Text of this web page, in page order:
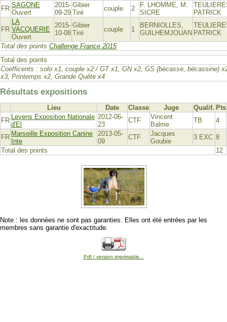
FR SAGONE
Ouvert
2015-
09-29
Gibier
Tiré
couple 2
F. LHOMME, M.
SICRE
PATRICK
FR
LA
VACQUERIE
Ouvert
2015-
10-08
Gibier
Tiré
couple 1
BERNIOLLES,
GUILHEMJOUAN PATRICK
Total des points Challenge France 2015
Total des points
Coefficents : solo x1, couple x2 / GT x1, GN x2, GS (bécasse, bécassine)
x3, Printemps x2, Grande Quête x4
Résultats expositions
Lieu Date Classe Juge Qualif. Pts
FR Levens Exposition Nationale
d'El
2012-06-
23
CTF
Vincent
Balme
TB 4
FR Marseille Exposition Canine
Inte
2013-05-
09
CTF
Jacques
Goubie
3 EXC 8
Total des points
12
Note : les données ne sont pas garanties. Elles ont été entrées par les
membres sans garantie d'exactitude.
Pdf / version imprimable...